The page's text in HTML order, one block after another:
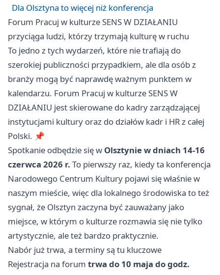
Dla Olsztyna to więcej niż konferencja
Forum Pracuj w kulturze SENS W DZIAŁANIU
przyciąga ludzi, którzy trzymają kulturę w ruchu
To jedno z tych wydarzeń, które nie trafiają do
szerokiej publiczności przypadkiem, ale dla osób z
branży mogą być naprawdę ważnym punktem w
kalendarzu. Forum Pracuj w kulturze SENS W
DZIAŁANIU jest skierowane do kadry zarządzającej
instytucjami kultury oraz do działów kadr i HR z całej
Polski. 📌
Spotkanie odbędzie się w Olsztynie w dniach 14-16
czerwca 2026 r. To pierwszy raz, kiedy ta konferencja
Narodowego Centrum Kultury pojawi się właśnie w
naszym mieście, więc dla lokalnego środowiska to też
sygnał, że Olsztyn zaczyna być zauważany jako
miejsce, w którym o kulturze rozmawia się nie tylko
artystycznie, ale też bardzo praktycznie.
Nabór już trwa, a terminy są tu kluczowe
Rejestracja na forum trwa do 10 maja do godz.